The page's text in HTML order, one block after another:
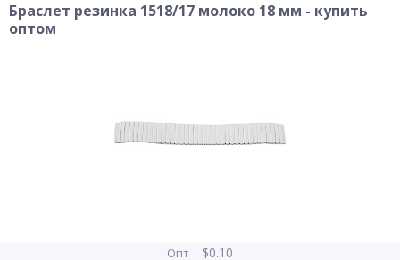
Браслет резинка 1518/17 молоко 18 мм - купить
оптом
Опт $0.10